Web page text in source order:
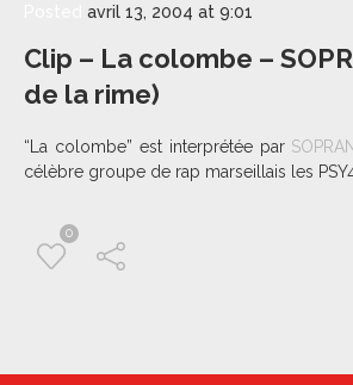
avril 13, 2004 at 9:01
Clip – La colombe –
de la rime)
“La colombe” est interprétée par
célèbre groupe de rap marseillais les
0